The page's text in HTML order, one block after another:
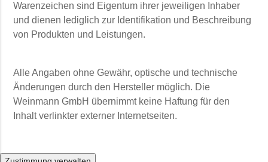
Warenzeichen sind Eigentum ihrer jeweiligen Inhaber
und dienen lediglich zur Identifikation und Beschreibung
von Produkten und Leistungen.
Alle Angaben ohne Gewähr, optische und technische
Änderungen durch den Hersteller möglich. Die
Weinmann GmbH übernimmt keine Haftung für den
Inhalt verlinkter externer Internetseiten.